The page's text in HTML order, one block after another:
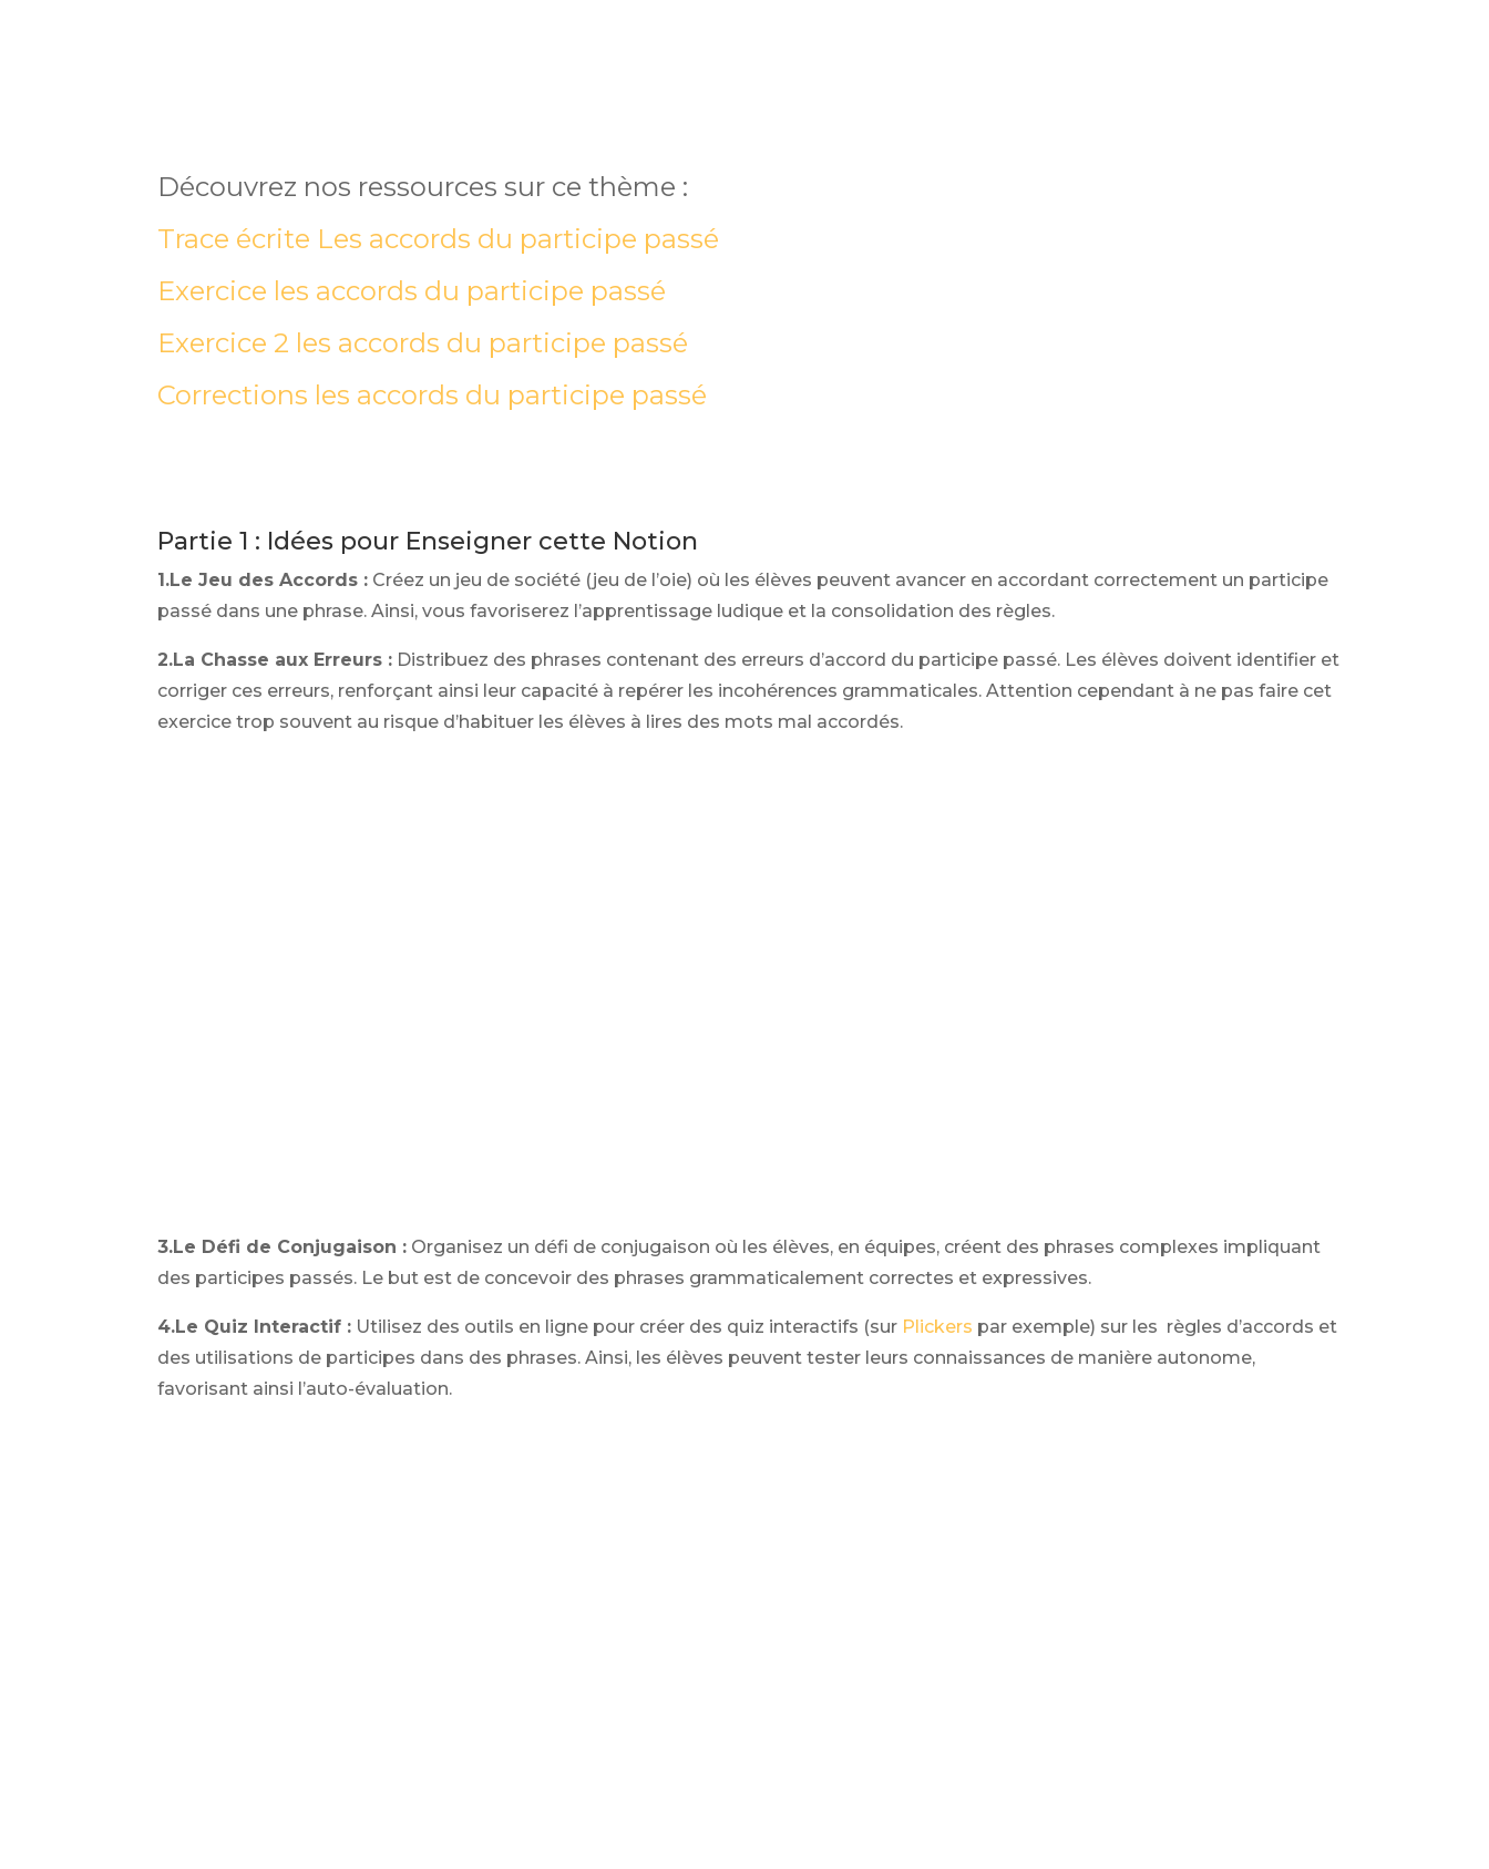
Découvrez nos ressources sur ce thème :
Trace écrite Les accords du participe passé
Exercice les accords du participe passé
Exercice 2 les accords du participe passé
Corrections les accords du participe passé
Partie 1 : Idées pour Enseigner cette Notion
1.Le Jeu des Accords : Créez un jeu de société (jeu de l’oie) où les élèves peuvent avancer en accordant correctement un participe
passé dans une phrase. Ainsi, vous favoriserez l’apprentissage ludique et la consolidation des règles.
2.La Chasse aux Erreurs : Distribuez des phrases contenant des erreurs d’accord du participe passé. Les élèves doivent identifier et
corriger ces erreurs, renforçant ainsi leur capacité à repérer les incohérences grammaticales. Attention cependant à ne pas faire cet
exercice trop souvent au risque d’habituer les élèves à lires des mots mal accordés.
3.Le Défi de Conjugaison : Organisez un défi de conjugaison où les élèves, en équipes, créent des phrases complexes impliquant
des participes passés. Le but est de concevoir des phrases grammaticalement correctes et expressives.
4.Le Quiz Interactif : Utilisez des outils en ligne pour créer des quiz interactifs (sur Plickers par exemple) sur les règles d’accords et
des utilisations de participes dans des phrases. Ainsi, les élèves peuvent tester leurs connaissances de manière autonome,
favorisant ainsi l’auto-évaluation.